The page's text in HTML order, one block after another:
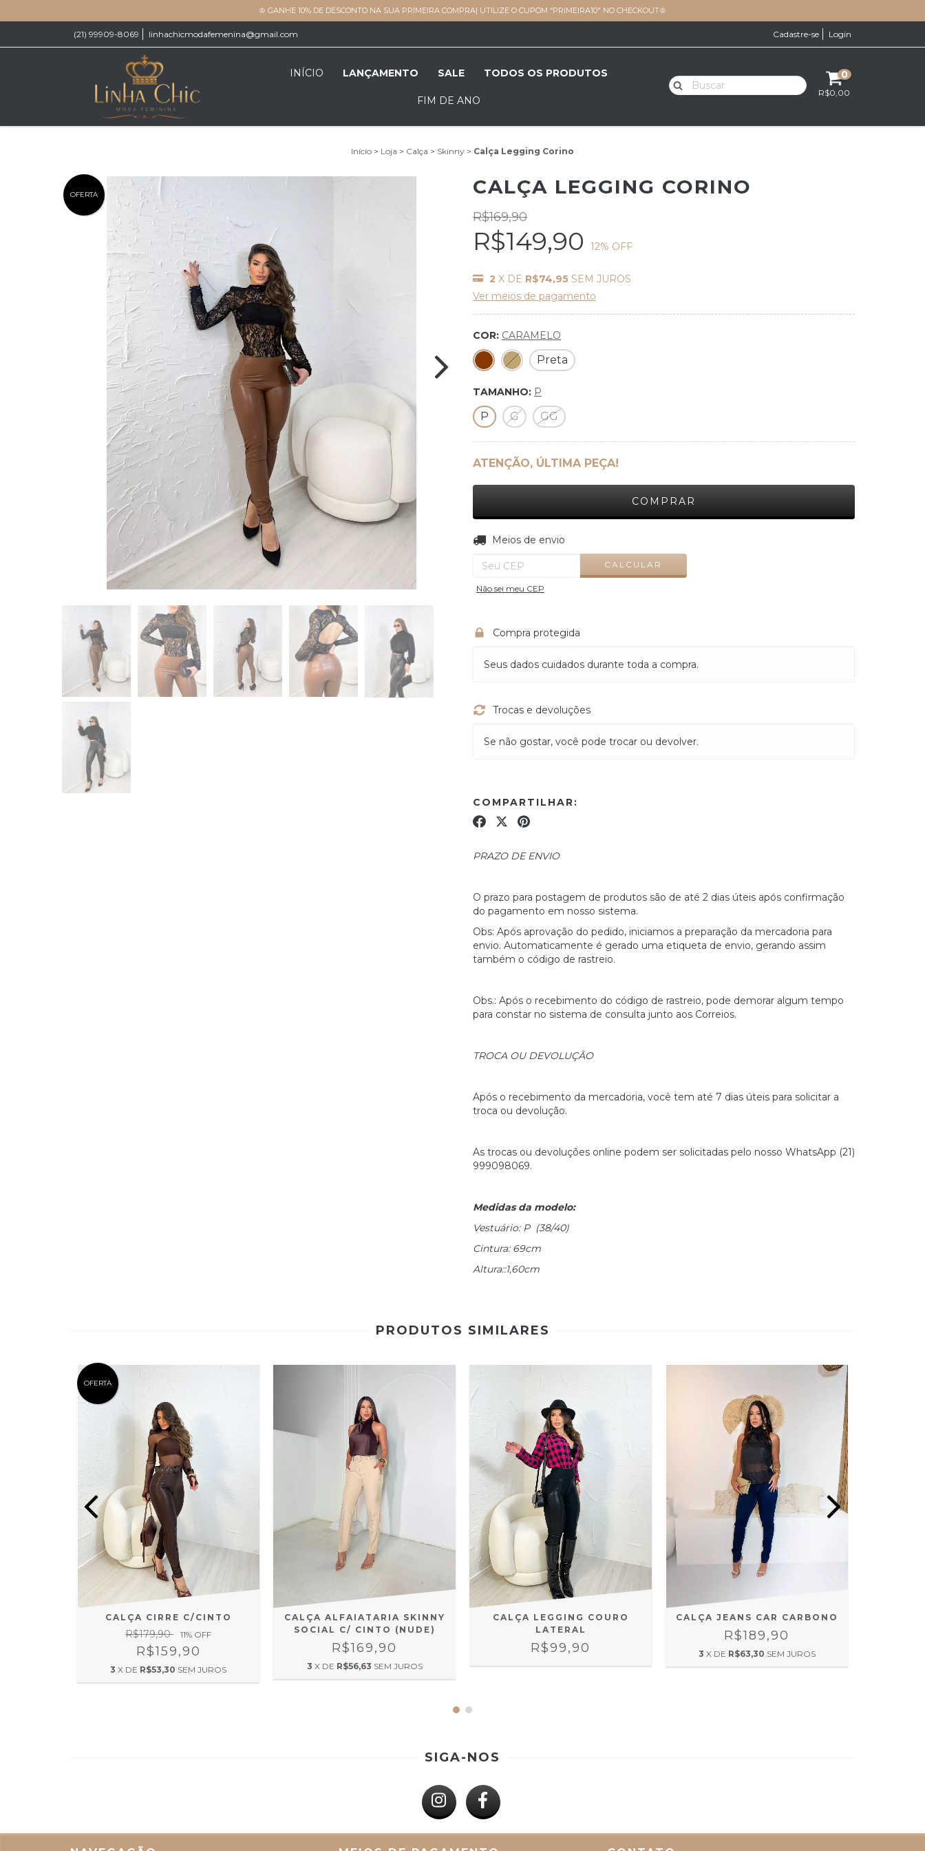
♔ GANHE 10% DE DESCONTO NA SUA PRIMEIRA COMPRA| UTILIZE O CUPOM “PRIMEIRA10" NO CHECKOUT♔
(21) 99909-8069 linhachicmodafemenina@gmail.com Cadastre-se Login
INÍCIO LANÇAMENTO SALE TODOS OS PRODUTOS
FIM DE ANO
0
R$0,00
Início > Loja > Calça > Skinny > Calça Legging Corino
OFERTA CALÇA LEGGING CORINO
R$169,90
R$149,90 12% OFF
2 X DE R$74,95 SEM JUROS
Ver meios de pagamento
COR: CARAMELO
Preta
TAMANHO: P
P G GG
ATENÇÃO, ÚLTIMA PEÇA!
Entregas para o CEP:
Meios de envio
CALCULAR
Não sei meu CEP
Compra protegida
Seus dados cuidados durante toda a compra.
Trocas e devoluções
Se não gostar, você pode trocar ou devolver.
COMPARTILHAR:
PRAZO DE ENVIO
O prazo para postagem de produtos são de até 2 dias úteis após confirmação
do pagamento em nosso sistema.
Obs: Após aprovação do pedido, iniciamos a preparação da mercadoria para
envio. Automaticamente é gerado uma etiqueta de envio, gerando assim
também o código de rastreio.
Obs.: Após o recebimento do código de rastreio, pode demorar algum tempo
para constar no sistema de consulta junto aos Correios.
TROCA OU DEVOLUÇÃO
Após o recebimento da mercadoria, você tem até 7 dias úteis para solicitar a
troca ou devolução.
As trocas ou devoluções online podem ser solicitadas pelo nosso WhatsApp (21)
999098069.
Medidas da modelo:
Vestuário: P (38/40)
Cintura: 69cm
Altura::1,60cm
PRODUTOS SIMILARES
OFERTA
CALÇA CIRRE C/CINTO
R$179,90 11% OFF
R$159,90
3 X DE R$53,30 SEM JUROS
CALÇA ALFAIATARIA SKINNY
SOCIAL C/ CINTO (NUDE)
R$169,90
3 X DE R$56,63 SEM JUROS
CALÇA LEGGING COURO
LATERAL
R$99,90
CALÇA JEANS CAR CARBONO
R$189,90
3 X DE R$63,30 SEM JUROS
SIGA-NOS